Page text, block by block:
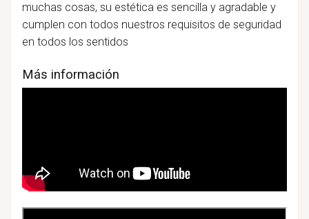
muchas cosas, su estética es sencilla y agradable y
cumplen con todos nuestros requisitos de seguridad
en todos los sentidos
Más información